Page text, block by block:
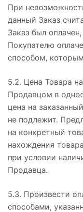
При
данный Заказ
Заказ был
Покупателю
способом,
5.2. Цена Товара
Продавцом в
цена на
не подлежит.
на конкретный
нахождения
при условии
Продавца.
5.3. Произвести
способами,